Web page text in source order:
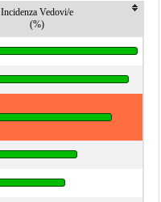
Incidenza Vedovi/e
(%)